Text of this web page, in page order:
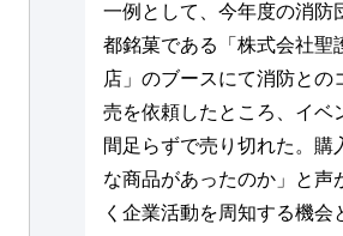
一例として、今年度の消防
都銘菓である「株式会社聖
店」のブースにて消防との
売を依頼したところ、イベ
間足らずで売り切れた。購
な商品があったのか」と声
く企業活動を周知する機会